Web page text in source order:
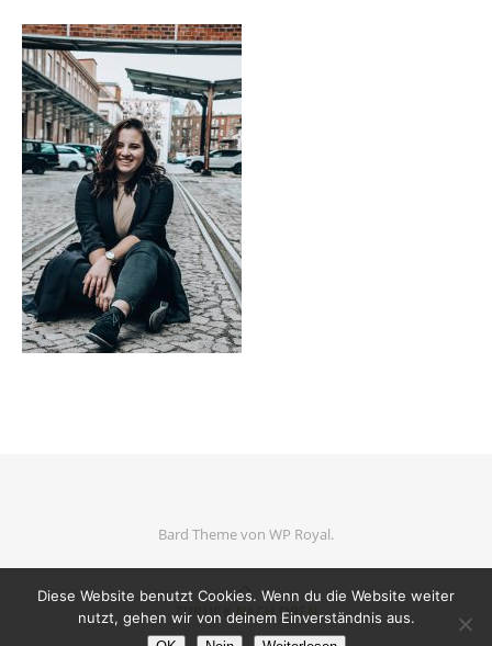
Bard Theme von WP Royal.
ZURÜCK NACH OBEN
Diese Website benutzt Cookies. Wenn du die Website weiter
nutzt, gehen wir von deinem Einverständnis aus.